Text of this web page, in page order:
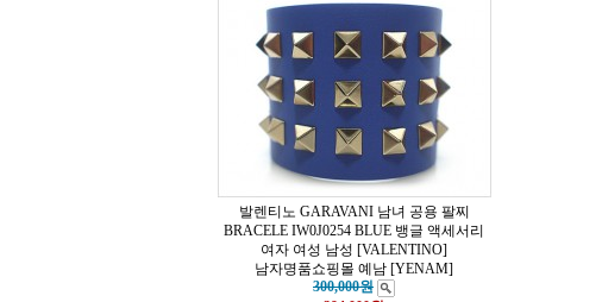
발렌티노 GARAVANI 남녀 공용 팔찌
BRACELE IW0J0254 BLUE 뱅글 액세서리
여자 여성 남성 [VALENTINO]
남자명품쇼핑몰 예남 [YENAM]
300,000원